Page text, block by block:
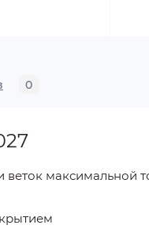
0
веток максимальной